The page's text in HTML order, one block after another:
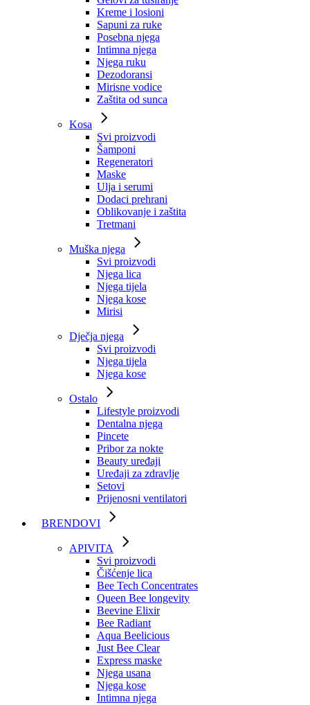
Kreme i losioni
Sapuni za ruke
Posebna njega
Intimna njega
Njega ruku
Dezodoransi
Mirisne vodice
Zaštita od sunca
Kosa
Svi proizvodi
Šamponi
Regeneratori
Maske
Ulja i serumi
Dodaci prehrani
Oblikovanje i zaštita
Tretmani
Muška njega
Svi proizvodi
Njega lica
Njega tijela
Njega kose
Mirisi
Dječja njega
Svi proizvodi
Njega tijela
Njega kose
Ostalo
Lifestyle proizvodi
Dentalna njega
Pincete
Pribor za nokte
Beauty uređaji
Uređaji za zdravlje
Setovi
Prijenosni ventilatori
BRENDOVI
APIVITA
Svi proizvodi
Čišćenje lica
Bee Tech Concentrates
Queen Bee longevity
Beevine Elixir
Bee Radiant
Aqua Beelicious
Just Bee Clear
Express maske
Njega usana
Njega kose
Intimna njega